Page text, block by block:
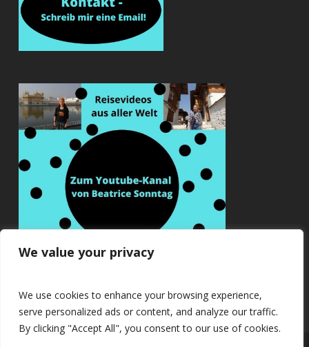
We value your privacy
We use cookies to enhance your browsing experience,
serve personalized ads or content, and analyze our traffic.
By clicking "Accept All", you consent to our use of cookies.